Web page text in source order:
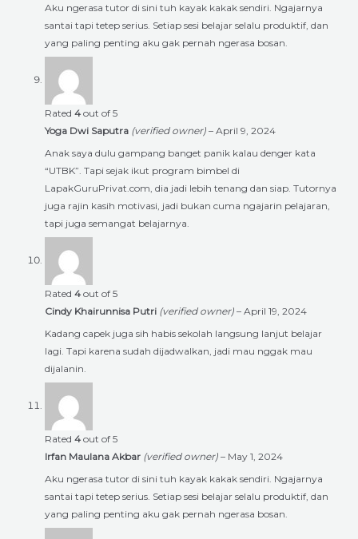
Aku ngerasa tutor di sini tuh kayak kakak sendiri. Ngajarnya
santai tapi tetep serius. Setiap sesi belajar selalu produktif, dan
yang paling penting aku gak pernah ngerasa bosan.
Rated 4 out of 5
Yoga Dwi Saputra (verified owner) – April 9, 2024
Anak saya dulu gampang banget panik kalau denger kata
“UTBK”. Tapi sejak ikut program bimbel di
LapakGuruPrivat.com, dia jadi lebih tenang dan siap. Tutornya
juga rajin kasih motivasi, jadi bukan cuma ngajarin pelajaran,
tapi juga semangat belajarnya.
Rated 4 out of 5
Cindy Khairunnisa Putri (verified owner) – April 19, 2024
Kadang capek juga sih habis sekolah langsung lanjut belajar
lagi. Tapi karena sudah dijadwalkan, jadi mau nggak mau
dijalanin.
Rated 4 out of 5
Irfan Maulana Akbar (verified owner) – May 1, 2024
Aku ngerasa tutor di sini tuh kayak kakak sendiri. Ngajarnya
santai tapi tetep serius. Setiap sesi belajar selalu produktif, dan
yang paling penting aku gak pernah ngerasa bosan.